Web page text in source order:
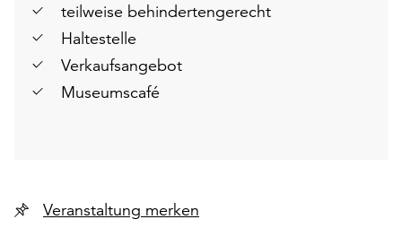
teilweise behindertengerecht
Haltestelle
Verkaufsangebot
Museumscafé
Veranstaltung merken